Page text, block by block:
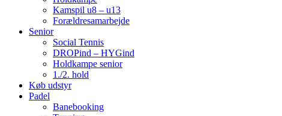
Kamspil u8 – u13
Forældresamarbejde
Senior
Social Tennis
DROPind – HYGind
Holdkampe senior
1./2. hold
Køb udstyr
Padel
Banebooking